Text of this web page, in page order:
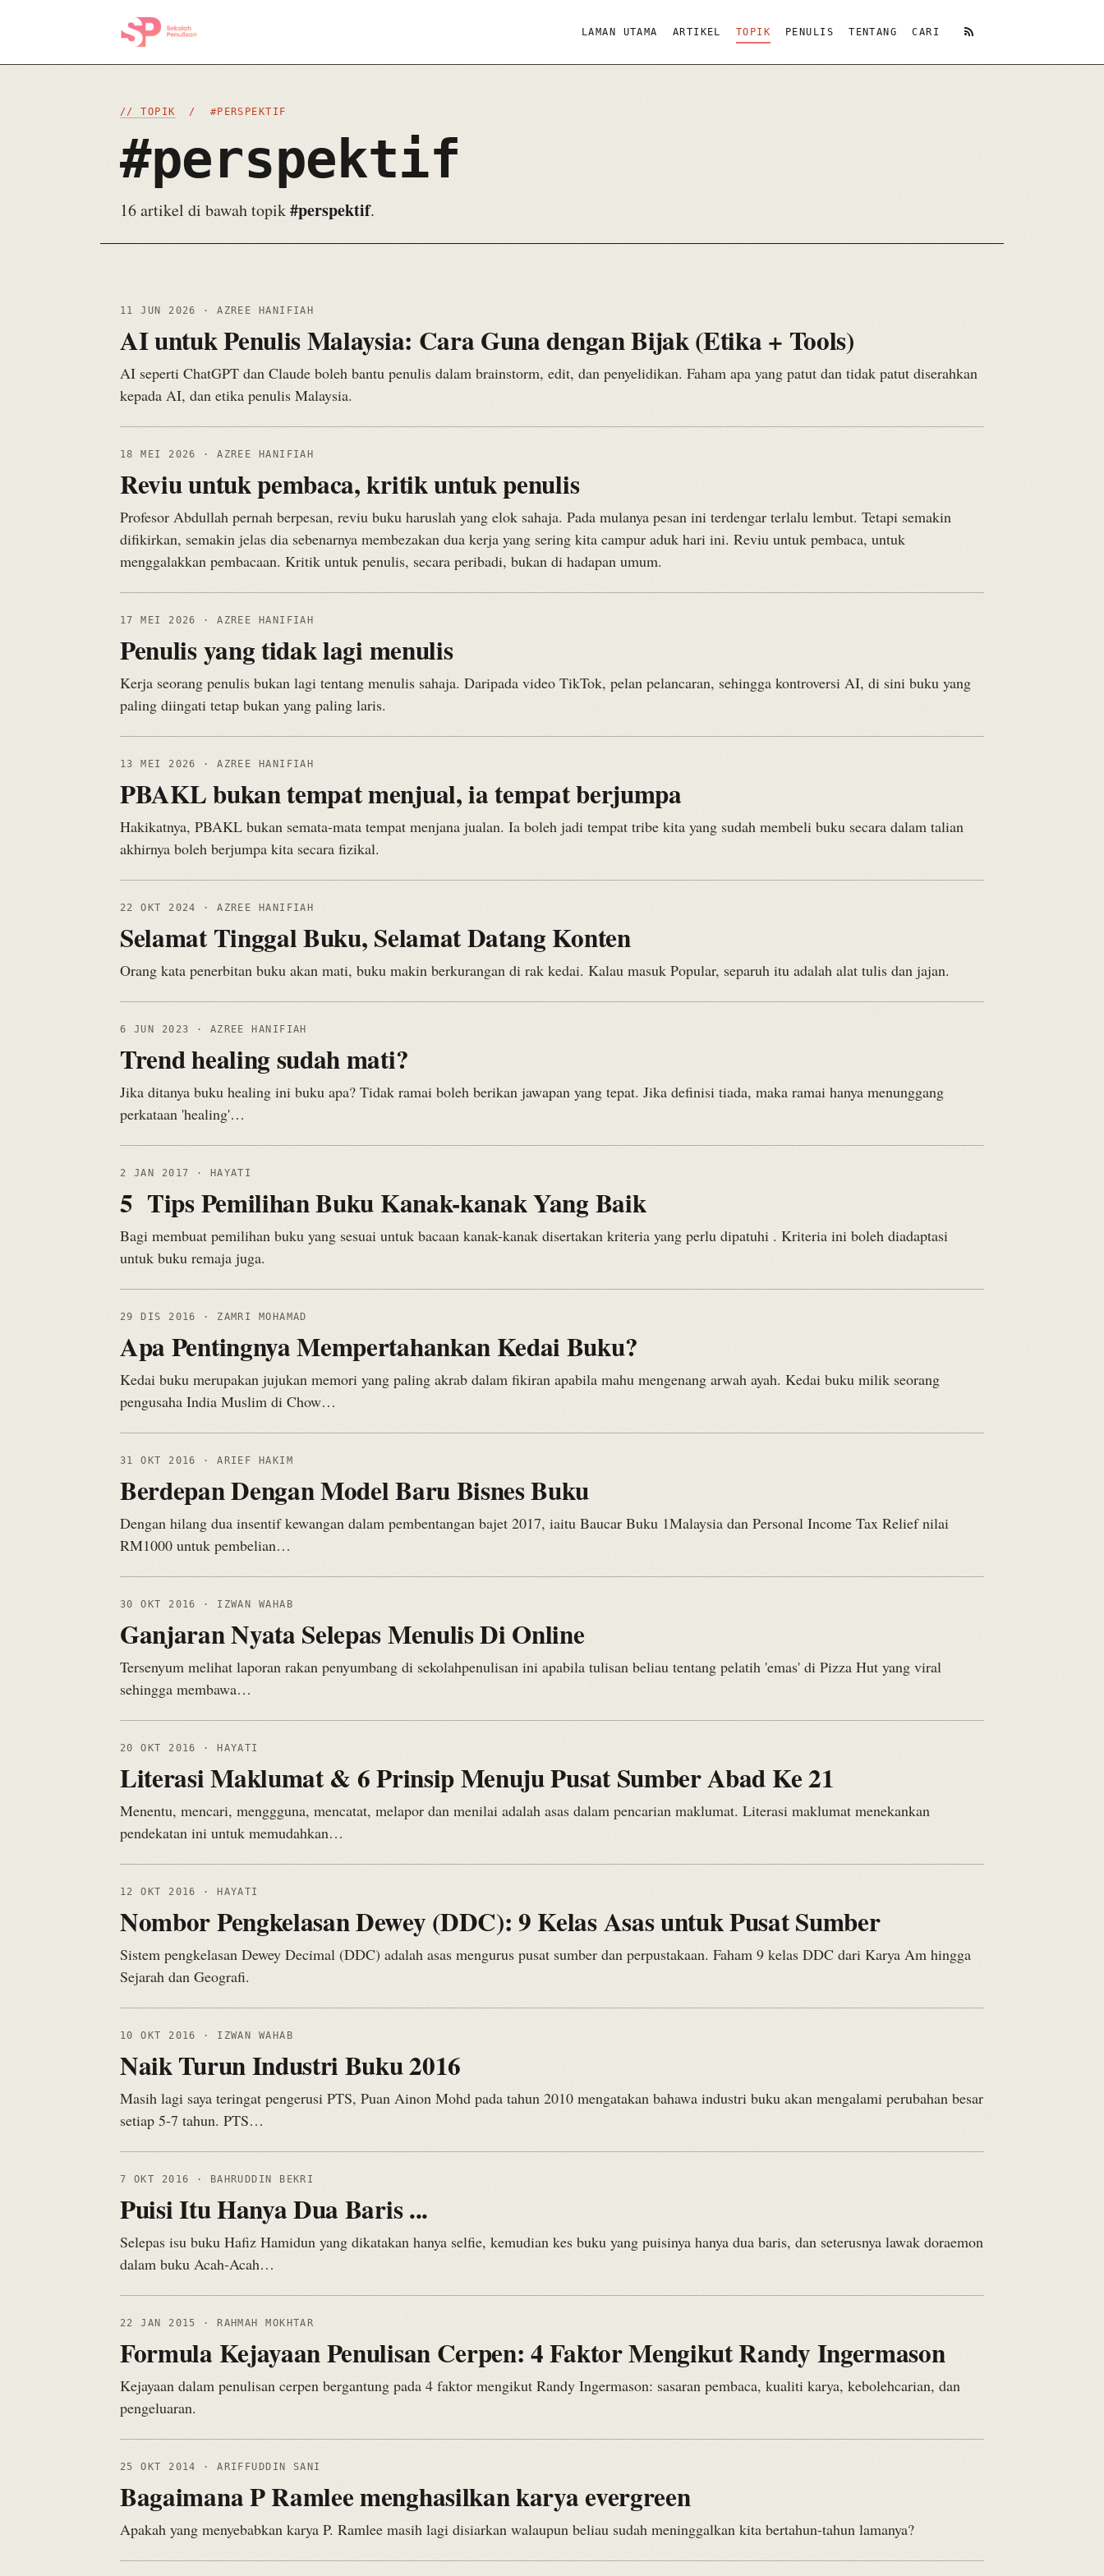
LAMAN UTAMA ARTIKEL TOPIK PENULIS TENTANG CARI
RSS
// TOPIK / #PERSPEKTIF
#perspektif
16 artikel di bawah topik#perspektif.
11 JUN 2026 · AZREE HANIFIAH
AI untuk Penulis Malaysia: Cara Guna dengan Bijak (Etika + Tools)
AI seperti ChatGPT dan Claude boleh bantu penulis dalam brainstorm, edit, dan penyelidikan. Faham apa yang patut dan tidak patut diserahkan
kepada AI, dan etika penulis Malaysia.
18 MEI 2026 · AZREE HANIFIAH
Reviu untuk pembaca, kritik untuk penulis
Profesor Abdullah pernah berpesan, reviu buku haruslah yang elok sahaja. Pada mulanya pesan ini terdengar terlalu lembut. Tetapi semakin
difikirkan, semakin jelas dia sebenarnya membezakan dua kerja yang sering kita campur aduk hari ini. Reviu untuk pembaca, untuk
menggalakkan pembacaan. Kritik untuk penulis, secara peribadi, bukan di hadapan umum.
17 MEI 2026 · AZREE HANIFIAH
Penulis yang tidak lagi menulis
Kerja seorang penulis bukan lagi tentang menulis sahaja. Daripada video TikTok, pelan pelancaran, sehingga kontroversi AI, di sini buku yang
paling diingati tetap bukan yang paling laris.
13 MEI 2026 · AZREE HANIFIAH
PBAKL bukan tempat menjual, ia tempat berjumpa
Hakikatnya, PBAKL bukan semata-mata tempat menjana jualan. Ia boleh jadi tempat tribe kita yang sudah membeli buku secara dalam talian
akhirnya boleh berjumpa kita secara fizikal.
22 OKT 2024 · AZREE HANIFIAH
Selamat Tinggal Buku, Selamat Datang Konten
Orang kata penerbitan buku akan mati, buku makin berkurangan di rak kedai. Kalau masuk Popular, separuh itu adalah alat tulis dan jajan.
6 JUN 2023 · AZREE HANIFIAH
Trend healing sudah mati?
Jika ditanya buku healing ini buku apa? Tidak ramai boleh berikan jawapan yang tepat. Jika definisi tiada, maka ramai hanya menunggang
perkataan 'healing'…
2 JAN 2017 · HAYATI
5 Tips Pemilihan Buku Kanak-kanak Yang Baik
Bagi membuat pemilihan buku yang sesuai untuk bacaan kanak-kanak disertakan kriteria yang perlu dipatuhi . Kriteria ini boleh diadaptasi
untuk buku remaja juga.
29 DIS 2016 · ZAMRI MOHAMAD
Apa Pentingnya Mempertahankan Kedai Buku?
Kedai buku merupakan jujukan memori yang paling akrab dalam fikiran apabila mahu mengenang arwah ayah. Kedai buku milik seorang
pengusaha India Muslim di Chow…
31 OKT 2016 · ARIEF HAKIM
Berdepan Dengan Model Baru Bisnes Buku
Dengan hilang dua insentif kewangan dalam pembentangan bajet 2017, iaitu Baucar Buku 1Malaysia dan Personal Income Tax Relief nilai
RM1000 untuk pembelian…
30 OKT 2016 · IZWAN WAHAB
Ganjaran Nyata Selepas Menulis Di Online
Tersenyum melihat laporan rakan penyumbang di sekolahpenulisan ini apabila tulisan beliau tentang pelatih 'emas' di Pizza Hut yang viral
sehingga membawa…
20 OKT 2016 · HAYATI
Literasi Maklumat & 6 Prinsip Menuju Pusat Sumber Abad Ke 21
Menentu, mencari, menggguna, mencatat, melapor dan menilai adalah asas dalam pencarian maklumat. Literasi maklumat menekankan
pendekatan ini untuk memudahkan…
12 OKT 2016 · HAYATI
Nombor Pengkelasan Dewey (DDC): 9 Kelas Asas untuk Pusat Sumber
Sistem pengkelasan Dewey Decimal (DDC) adalah asas mengurus pusat sumber dan perpustakaan. Faham 9 kelas DDC dari Karya Am hingga
Sejarah dan Geografi.
10 OKT 2016 · IZWAN WAHAB
Naik Turun Industri Buku 2016
Masih lagi saya teringat pengerusi PTS, Puan Ainon Mohd pada tahun 2010 mengatakan bahawa industri buku akan mengalami perubahan besar
setiap 5-7 tahun. PTS…
7 OKT 2016 · BAHRUDDIN BEKRI
Puisi Itu Hanya Dua Baris ...
Selepas isu buku Hafiz Hamidun yang dikatakan hanya selfie, kemudian kes buku yang puisinya hanya dua baris, dan seterusnya lawak doraemon
dalam buku Acah-Acah…
22 JAN 2015 · RAHMAH MOKHTAR
Formula Kejayaan Penulisan Cerpen: 4 Faktor Mengikut Randy Ingermason
Kejayaan dalam penulisan cerpen bergantung pada 4 faktor mengikut Randy Ingermason: sasaran pembaca, kualiti karya, kebolehcarian, dan
pengeluaran.
25 OKT 2014 · ARIFFUDDIN SANI
Bagaimana P Ramlee menghasilkan karya evergreen
Apakah yang menyebabkan karya P. Ramlee masih lagi disiarkan walaupun beliau sudah meninggalkan kita bertahun-tahun lamanya?